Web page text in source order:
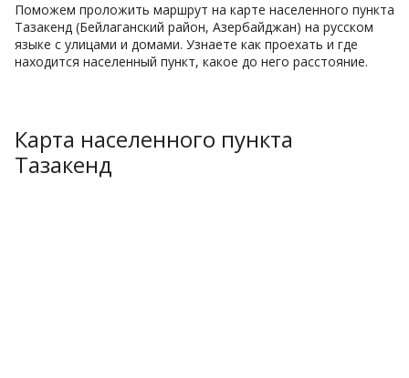
Поможем проложить маршрут на карте населенного пункта
Тазакенд (Бейлаганский район, Азербайджан) на русском
языке с улицами и домами. Узнаете как проехать и где
находится населенный пункт, какое до него расстояние.
Карта населенного пункта
Тазакенд